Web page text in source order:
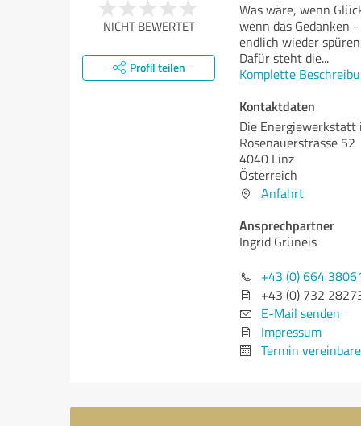
NICHT BEWERTET
Profil teilen
Was wäre, wenn
wenn das Gedanken
endlich wieder
Dafür steht die...
Komplette
Kontaktdaten
Die Energiewerkstatt
Rosenauerstrasse 52
4040 Linz
Österreich
Anfahrt
Ansprechpartner
Ingrid Grüneis
+43 (0) 664
+43 (0) 732
E-Mail senden
Impressum
Termin